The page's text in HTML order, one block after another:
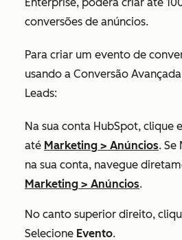
conversões de anúncios.
Para criar um evento de
usando a Conversão
Leads:
Na sua conta HubSpot, clique
até Marketing > Anúncios. Se
na sua conta, navegue
Marketing > Anúncios.
No canto superior direito,
Selecione Evento.